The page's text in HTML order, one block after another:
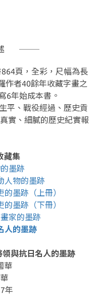
頁，全彩，尺幅為長
作者40餘年收藏字畫之
6年始成本書。
平、戰役經過、歷史貢
實、細膩的歷史紀實報
藏集
墨跡
人物的墨跡
墨跡（上冊）
墨跡（下冊）
家的墨跡
人的墨跡
與抗日名人的墨跡
華
年